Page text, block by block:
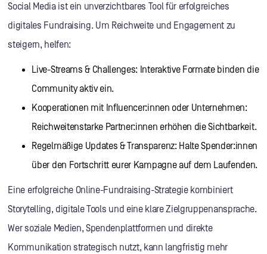
Social Media ist ein unverzichtbares Tool für erfolgreiches
digitales Fundraising. Um Reichweite und Engagement zu
steigern, helfen:
Live-Streams & Challenges: Interaktive Formate binden die
Community aktiv ein.
Kooperationen mit Influencer:innen oder Unternehmen:
Reichweitenstarke Partner:innen erhöhen die Sichtbarkeit.
Regelmäßige Updates & Transparenz: Halte Spender:innen
über den Fortschritt eurer Kampagne auf dem Laufenden.
Eine erfolgreiche Online-Fundraising-Strategie kombiniert
Storytelling, digitale Tools und eine klare Zielgruppenansprache.
Wer soziale Medien, Spendenplattformen und direkte
Kommunikation strategisch nutzt, kann langfristig mehr